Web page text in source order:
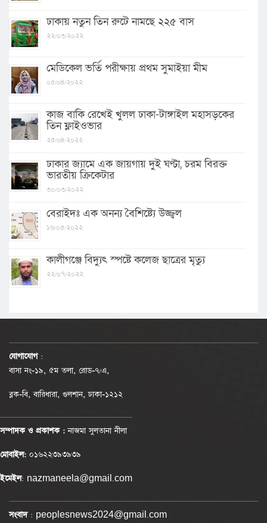
ঢাকায় নতুন তিন রুটে নামছে ২২৫ বাস
২২/০৩/২০২২
মেডিকেল ভর্তি পরীক্ষায় প্রথম সুমাইয়া মীম
০৫/০৪/২০২২
কাজ বাকি রেখেই খুলল ঢাকা-টাঙ্গাইল মহাসড়কের
তিন ফ্লাইওভার
২৫/০৪/২০২২
ঢাকার জ্যামে এক জায়গায় দুই ঘণ্টা, চরম বিরক্ত
ভারতীয় ক্রিকেটার
৩০/০৩/২০২২
বেরাইদঃ এক অনন্য বৈশিষ্ট্যে উজ্জ্বল
১৬/০৫/২০২২
কালীগঞ্জে বিদ্যুৎ স্পষ্টে কলেজ ছাত্রের মৃত্যু
২২/০৭/২০২২
যোগাযোগ :
বাসা নং-১৯, ৫ম তলা, রোড-৭/এ,
ব্লক-বি, বারিধারা, গুলশান, ঢাকা-১২১২
সম্পাদক ও প্রকাশক :নাজমা সুলতানা নীলা
মোবাইল: ০১৬২২৩৯৩৯৩৯
ইমেইল: nazmaneela@gmail.com
সংবাদ: peoplesnews2024@gmail.com